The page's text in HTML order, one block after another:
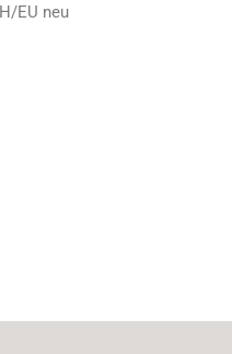
EU neu